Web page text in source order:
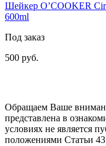
Шейкер O’COOKER
600ml
Под заказ
500 руб.
Обращаем Ваше
представлена в
условиях не является
положениями Статьи